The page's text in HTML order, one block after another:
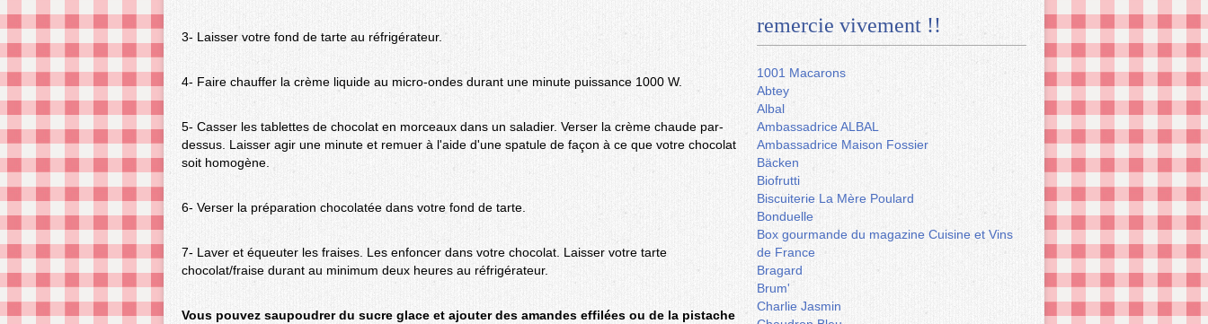
3- Laisser votre fond de tarte au réfrigérateur.
4- Faire chauffer la crème liquide au micro-ondes durant une minute puissance 1000 W.
5- Casser les tablettes de chocolat en morceaux dans un saladier. Verser la crème chaude par-
dessus. Laisser agir une minute et remuer à l'aide d'une spatule de façon à ce que votre chocolat
soit homogène.
6- Verser la préparation chocolatée dans votre fond de tarte.
7- Laver et équeuter les fraises. Les enfoncer dans votre chocolat. Laisser votre tarte
chocolat/fraise durant au minimum deux heures au réfrigérateur.
Vous pouvez saupoudrer du sucre glace et ajouter des amandes effilées ou de la pistache
remercie vivement !!
1001 Macarons
Abtey
Albal
Ambassadrice ALBAL
Ambassadrice Maison Fossier
Bäcken
Biofrutti
Biscuiterie La Mère Poulard
Bonduelle
Box gourmande du magazine Cuisine et Vins
de France
Bragard
Brum'
Charlie Jasmin